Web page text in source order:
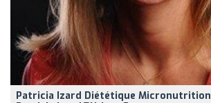
Patricia Izard Diététique Micronutrition